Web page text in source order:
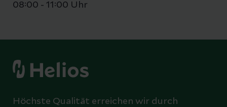
08:00 - 11:00 Uhr
Höchste Qualität erreichen wir durch